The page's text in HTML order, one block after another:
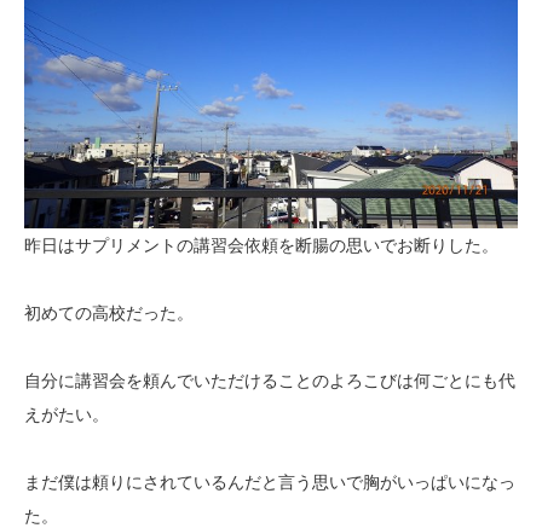
昨日はサプリメントの講習会依頼を断腸の思いでお断りした。
初めての高校だった。
自分に講習会を頼んでいただけることのよろこびは何ごとにも代
えがたい。
まだ僕は頼りにされているんだと言う思いで胸がいっぱいになっ
た。